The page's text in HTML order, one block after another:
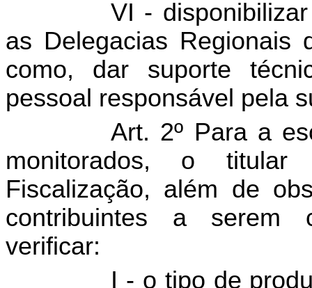
VI -
as Delegacias Regionais
como, dar suporte
pessoal responsável pela
Art. 2º Para a
monitorados, o
Fiscalização, além de
contribuintes a serem
verificar:
I - o tipo de